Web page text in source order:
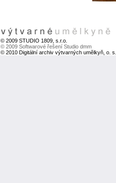
© 2009 STUDIO 1809, s.r.o.
© 2009 Softwarové řešení Studio dmm
© 2010 Digitální archiv výtvarných umělkyň, o. s.